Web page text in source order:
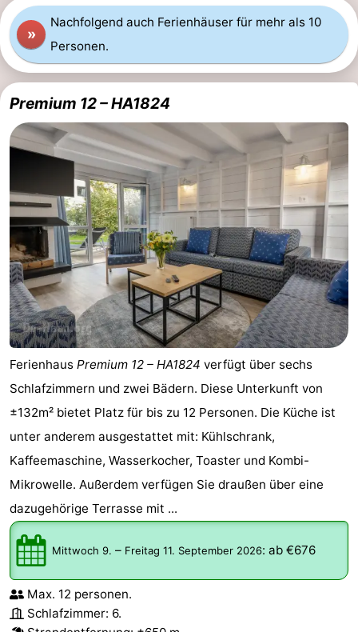
Aussichtspunkte
Attraktionen
-
Rundfahrten
-
Spielplätze
-
Indoor-
Spielplätze
-
Bowling
-
Minigolfplätze
Wellness-
Zentren
Dörfer
&
Städte
Natur
Sport
Schwimmbader
-
Radfahren
-
Wandern
-
Golfplatze
Surfen
Essen
und
Veranstaltungen
»
Nachfolgend auch Ferienhäuser für mehr als 10
Personen.
Premium 12 – HA1824
Ferienhaus Premium 12 – HA1824 verfügt über sechs
Schlafzimmern und zwei Bädern. Diese Unterkunft von
±132m² bietet Platz für bis zu 12 Personen. Die Küche ist
unter anderem ausgestattet mit: Kühlschrank,
Kaffeemaschine, Wasserkocher, Toaster und Kombi-
Mikrowelle. Außerdem verfügen Sie draußen über eine
dazugehörige Terrasse mit ...
Mittwoch 9. – Freitag 11. September 2026: ab €676
Max. 12 personen.
Schlafzimmer: 6.